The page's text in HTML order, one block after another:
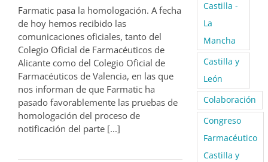
Farmatic pasa la homologación. A fecha
de hoy hemos recibido las
comunicaciones oficiales, tanto del
Colegio Oficial de Farmacéuticos de
Alicante como del Colegio Oficial de
Farmacéuticos de Valencia, en las que
nos informan de que Farmatic ha
pasado favorablemente las pruebas de
homologación del proceso de
notificación del parte [...]
Castilla -
La
Mancha
Castilla y
León
Colaboración
Congreso
Farmacéutico
Castilla y